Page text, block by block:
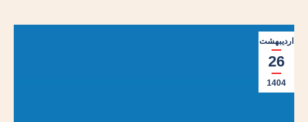
اردیبهشت
26
1404